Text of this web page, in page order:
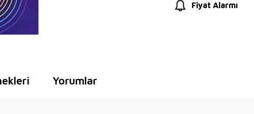
Fiyat Alarmı
Yorumlar